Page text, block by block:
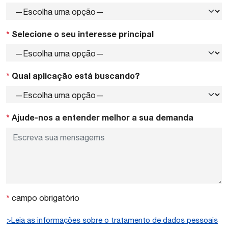
* Selecione o seu interesse principal
* Qual aplicação está buscando?
* Ajude-nos a entender melhor a sua demanda
* campo obrigatório
>Leia as informações sobre o tratamento de dados pessoais